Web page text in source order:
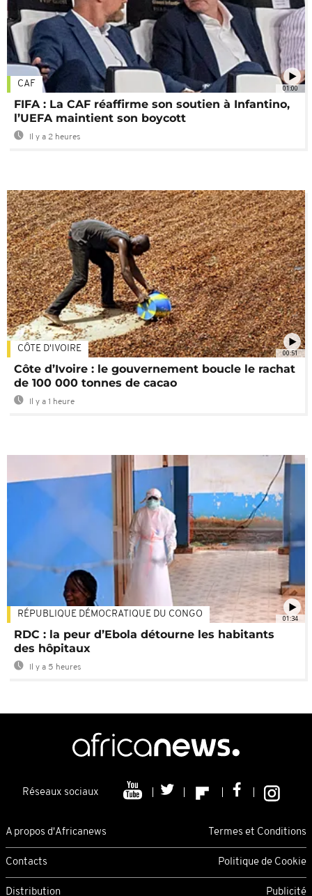
01:00
CAF
FIFA : La CAF réaffirme son soutien à Infantino,
l’UEFA maintient son boycott
Il y a 2 heures
00:51
CÔTE D'IVOIRE
Côte d’Ivoire : le gouvernement boucle le rachat
de 100 000 tonnes de cacao
Il y a 1 heure
01:34
RÉPUBLIQUE DÉMOCRATIQUE DU CONGO
RDC : la peur d’Ebola détourne les habitants
des hôpitaux
Il y a 5 heures
Réseaux sociaux
A propos d'Africanews Termes et Conditions
Contacts Politique de Cookie
Distribution Publicité